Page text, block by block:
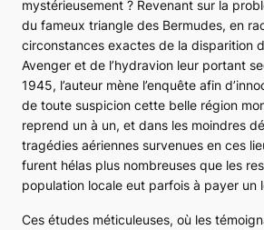
mystérieusement ? Revenant sur la
du fameux triangle des Bermudes, en
circonstances exactes de la disparition
Avenger et de l’hydravion leur portant
1945, l’auteur mène l’enquête afin
de toute suspicion cette belle région
reprend un à un, et dans les moindres
tragédies aériennes survenues en ces
furent hélas plus nombreuses que les
population locale eut parfois à payer un
Ces études méticuleuses, où les